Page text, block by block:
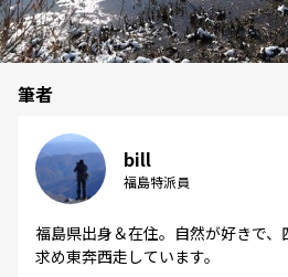
筆者
bill
福島特派員
福島県出身＆在住。自然が好きで
求め東奔西走しています。